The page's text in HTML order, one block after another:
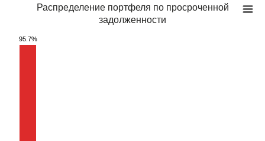
Распределение портфеля по просроченной
задолженности
95.7%